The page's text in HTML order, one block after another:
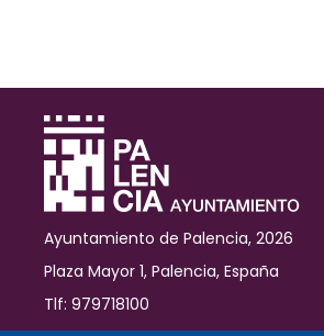
Ayuntamiento de Palencia, 2026
Plaza Mayor 1, Palencia, España
Tlf: 979718100